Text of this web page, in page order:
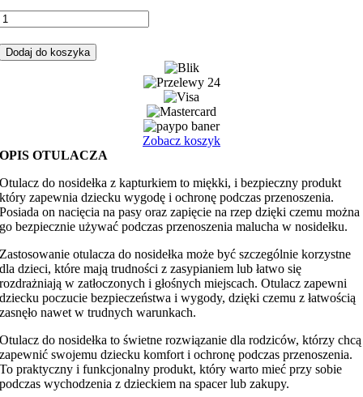
Dodaj do koszyka
Zobacz koszyk
OPIS OTULACZA
Otulacz do nosidełka z kapturkiem to miękki, i bezpieczny produkt
który zapewnia dziecku wygodę i ochronę podczas przenoszenia.
Posiada on nacięcia na pasy oraz zapięcie na rzep dzięki czemu można
go bezpiecznie używać podczas przenoszenia malucha w nosidełku.
Zastosowanie otulacza do nosidełka może być szczególnie korzystne
dla dzieci, które mają trudności z zasypianiem lub łatwo się
rozdrażniają w zatłoczonych i głośnych miejscach. Otulacz zapewni
dziecku poczucie bezpieczeństwa i wygody, dzięki czemu z łatwością
zasnęło nawet w trudnych warunkach.
Otulacz do nosidełka to świetne rozwiązanie dla rodziców, którzy chcą
zapewnić swojemu dziecku komfort i ochronę podczas przenoszenia.
To praktyczny i funkcjonalny produkt, który warto mieć przy sobie
podczas wychodzenia z dzieckiem na spacer lub zakupy.